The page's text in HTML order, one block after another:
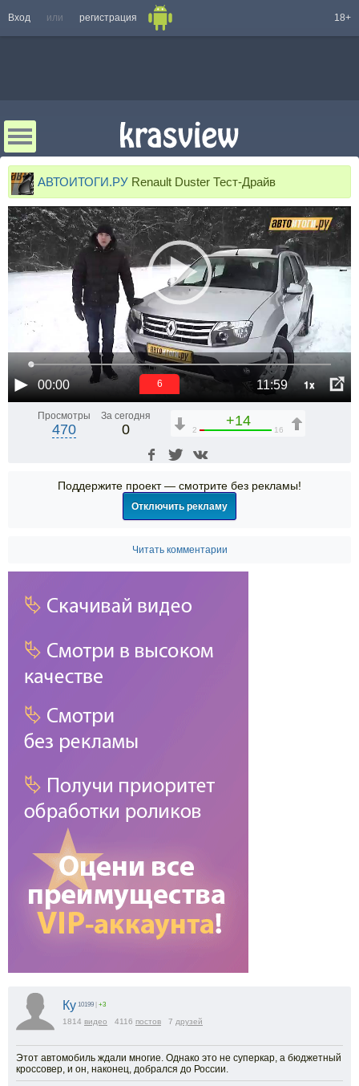
Вход или регистрация 18+
АВТОИТОГИ.РУ Renault Duster Тест-Драйв
00:00 11:59 1x
5
Просмотры
470
За сегодня
0
+14
2 16
Поддержите проект — смотрите без рекламы!
Отключить рекламу
Читать комментарии
Ку 10199 +3
1814 видео 4116 постов 7 друзей
Этот автомобиль ждали многие. Однако это не суперкар, а бюджетный
кроссовер, и он, наконец, добрался до России.